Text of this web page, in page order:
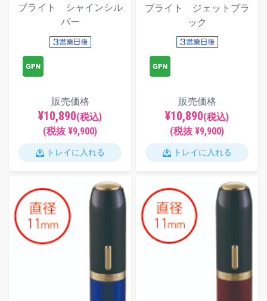
ブライト シャインシル
バー
販売価格
¥10,890(税込)
(税抜 ¥9,900)
トレイに入れる
ブライト ジェットブラ
ック
販売価格
¥10,890(税込)
(税抜 ¥9,900)
トレイに入れる